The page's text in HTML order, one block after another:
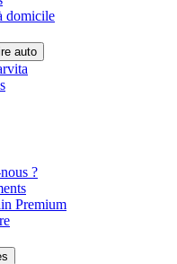
domicile
auto
?
Premium